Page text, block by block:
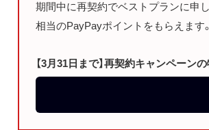
期間中に再契約でベストプランに申
相当のPayPayポイントをもらえます。
【3月31日まで】再契約キャンペーン